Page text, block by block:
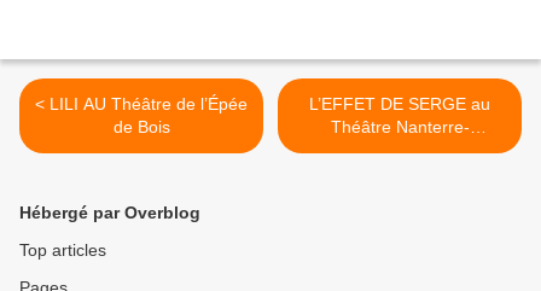
< LILI AU Théâtre de l’Épée
de Bois
L’EFFET DE SERGE au
Théâtre Nanterre-
Amandiers >
Hébergé par Overblog
Top articles
Pages